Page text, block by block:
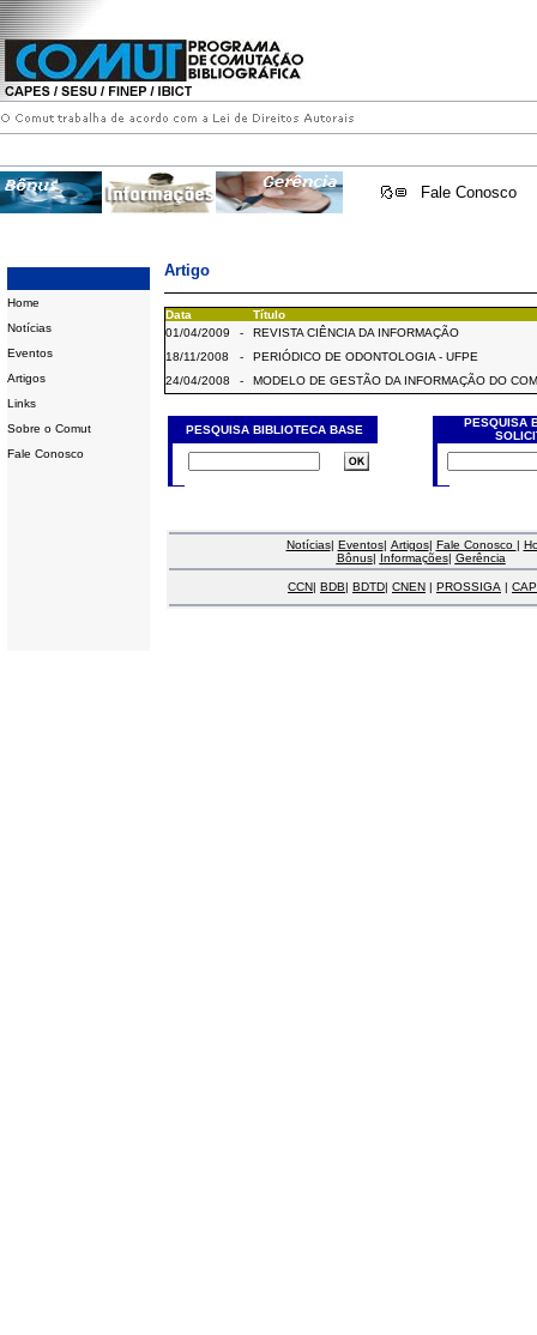
Fale Conosco
Home
Notícias
Eventos
Artigos
Links
Sobre o Comut
Fale Conosco
Artigo
Data
Título
01/04/2009
-
REVISTA CIÊNCIA DA INFORMAÇÃO
18/11/2008
-
PERIÓDICO DE ODONTOLOGIA - UFPE
24/04/2008
- MODELO DE GESTÃO DA INFORMAÇÃO DO
PESQUISA BIBLIOTECA BASE
PESQUISA
Notícias| Eventos| Artigos| Fale Conosco |
Bônus| Informações| Gerência
CCN| BDB| BDTD| CNEN | PROSSIGA |